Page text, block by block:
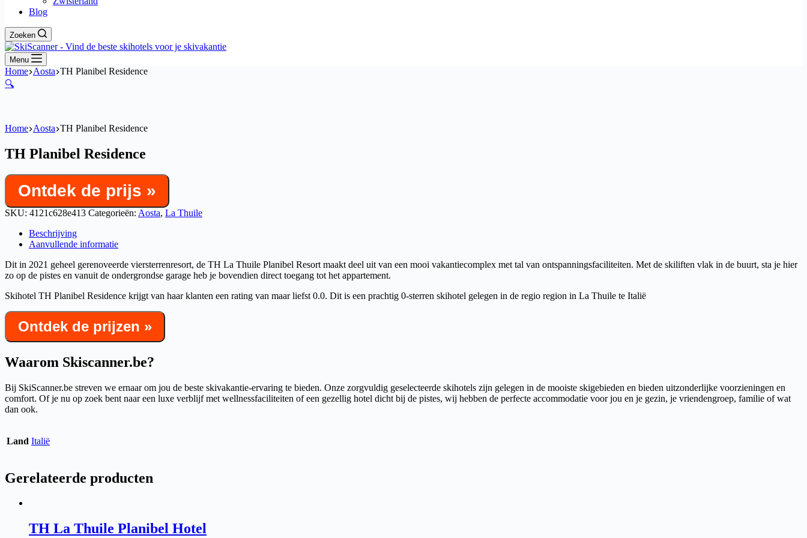
Blog
Zoeken
Menu
Home Aosta TH Planibel Residence
🔍
Home Aosta TH Planibel Residence
TH Planibel Residence
Ontdek de prijs »
SKU: 4121c628e413 Categorieën: Aosta, La Thuile
Beschrijving
Aanvullende informatie
Dit in 2021 geheel gerenoveerde viersterrenresort, de TH La Thuile Planibel Resort maakt deel uit van een mooi vakantiecomplex met tal van ontspanningsfaciliteiten. Met de skiliften vlak in de buurt, sta je hier
zo op de pistes en vanuit de ondergrondse garage heb je bovendien direct toegang tot het appartement.
Skihotel TH Planibel Residence krijgt van haar klanten een rating van maar liefst 0.0. Dit is een prachtig 0-sterren skihotel gelegen in de regio region in La Thuile te Italië
Ontdek de prijzen »
Waarom Skiscanner.be?
Bij SkiScanner.be streven we ernaar om jou de beste skivakantie-ervaring te bieden. Onze zorgvuldig geselecteerde skihotels zijn gelegen in de mooiste skigebieden en bieden uitzonderlijke voorzieningen en
comfort. Of je nu op zoek bent naar een luxe verblijf met wellnessfaciliteiten of een gezellig hotel dicht bij de pistes, wij hebben de perfecte accommodatie voor jou en je gezin, je vriendengroep, familie of wat
dan ook.
Land Italië
Gerelateerde producten
TH La Thuile Planibel Hotel